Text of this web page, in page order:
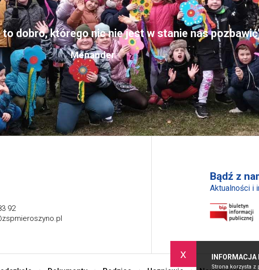
x
Strona korzysta
to dobro, którego nic nie jest w stanie nas
Menander
92
Bądź z
Aktualności i